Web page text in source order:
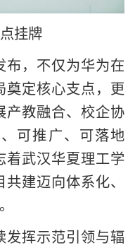
挂牌
布，不仅为华为在
奠定核心支点，更
产教融合、校企协
可推广、可落地
武汉华夏理工学
建迈向体系化、
发挥示范引领与辐